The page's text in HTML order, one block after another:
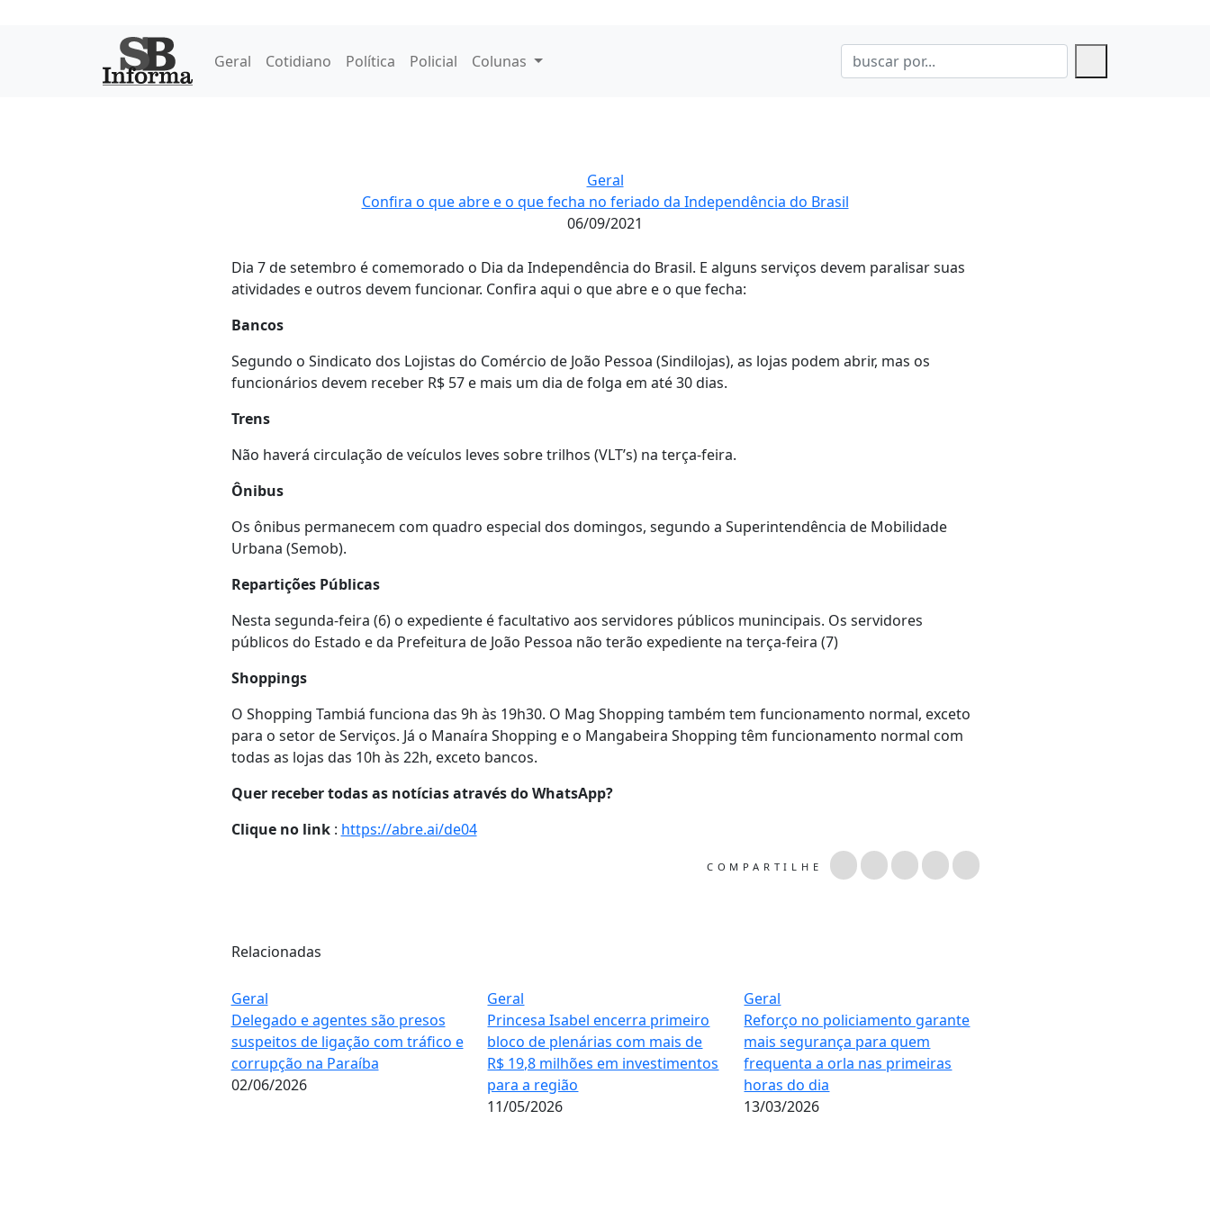
Geral Cotidiano Política Policial Colunas
Geral
Confira o que abre e o que fecha no feriado da Independência do Brasil
06/09/2021
Dia 7 de setembro é comemorado o Dia da Independência do Brasil. E alguns serviços devem paralisar suas
atividades e outros devem funcionar. Confira aqui o que abre e o que fecha:
Bancos
Segundo o Sindicato dos Lojistas do Comércio de João Pessoa (Sindilojas), as lojas podem abrir, mas os
funcionários devem receber R$ 57 e mais um dia de folga em até 30 dias.
Trens
Não haverá circulação de veículos leves sobre trilhos (VLT’s) na terça-feira.
Ônibus
Os ônibus permanecem com quadro especial dos domingos, segundo a Superintendência de Mobilidade
Urbana (Semob).
Repartições Públicas
Nesta segunda-feira (6) o expediente é facultativo aos servidores públicos munincipais. Os servidores
públicos do Estado e da Prefeitura de João Pessoa não terão expediente na terça-feira (7)
Shoppings
O Shopping Tambiá funciona das 9h às 19h30. O Mag Shopping também tem funcionamento normal, exceto
para o setor de Serviços. Já o Manaíra Shopping e o Mangabeira Shopping têm funcionamento normal com
todas as lojas das 10h às 22h, exceto bancos.
Quer receber todas as notícias através do WhatsApp?
Clique no link: https://abre.ai/de04
COMPARTILHE
Relacionadas
Geral
Delegado e agentes são presos
suspeitos de ligação com tráfico e
corrupção na Paraíba
02/06/2026
Geral
Princesa Isabel encerra primeiro
bloco de plenárias com mais de
R$ 19,8 milhões em investimentos
para a região
11/05/2026
Geral
Reforço no policiamento garante
mais segurança para quem
frequenta a orla nas primeiras
horas do dia
13/03/2026